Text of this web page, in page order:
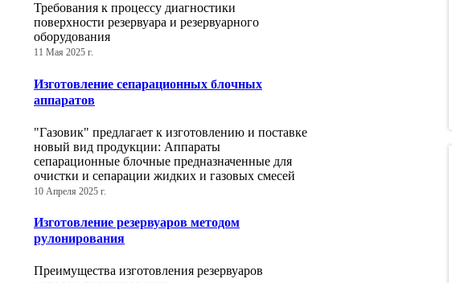
Требования к процессу диагностики
поверхности резервуара и резервуарного
оборудования
11 Мая 2025 г.
Изготовление сепарационных блочных
аппаратов
"Газовик" предлагает к изготовлению и поставке
новый вид продукции: Аппараты
сепарационные блочные предназначенные для
очистки и сепарации жидких и газовых смесей
10 Апреля 2025 г.
Изготовление резервуаров методом
рулонирования
Преимущества изготовления резервуаров